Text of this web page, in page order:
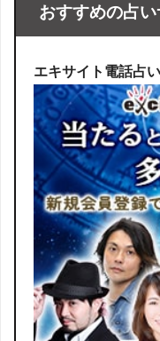
おすすめの占
エキサイト電話占い